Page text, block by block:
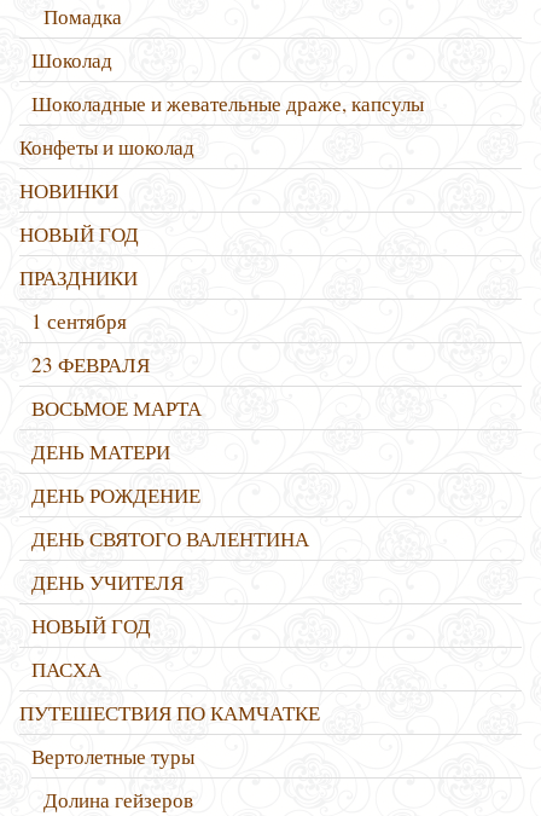
Помадка
Шоколад
Шоколадные и жевательные драже, капсулы
Конфеты и шоколад
НОВИНКИ
НОВЫЙ ГОД
ПРАЗДНИКИ
1 сентября
23 ФЕВРАЛЯ
ВОСЬМОЕ МАРТА
ДЕНЬ МАТЕРИ
ДЕНЬ РОЖДЕНИЕ
ДЕНЬ СВЯТОГО ВАЛЕНТИНА
ДЕНЬ УЧИТЕЛЯ
НОВЫЙ ГОД
ПАСХА
ПУТЕШЕСТВИЯ ПО КАМЧАТКЕ
Вертолетные туры
Долина гейзеров